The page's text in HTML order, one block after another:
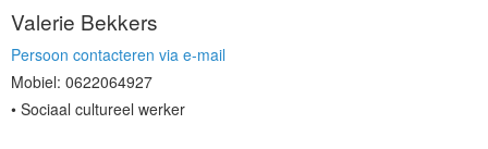
Valerie Bekkers
Persoon contacteren via e-mail
Mobiel: 0622064927
Sociaal cultureel werker